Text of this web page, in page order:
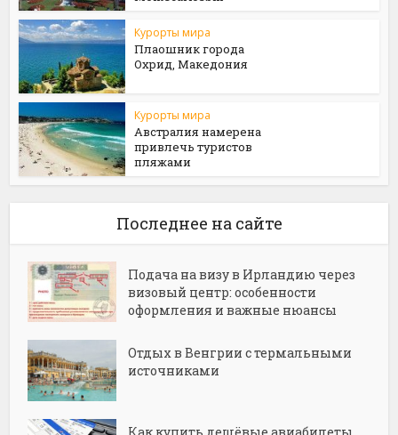
Курорты мира
Плаошник города
Охрид, Македония
Курорты мира
Австралия намерена
привлечь туристов
пляжами
Последнее на сайте
Подача на визу в Ирландию через
визовый центр: особенности
оформления и важные нюансы
Отдых в Венгрии с термальными
источниками